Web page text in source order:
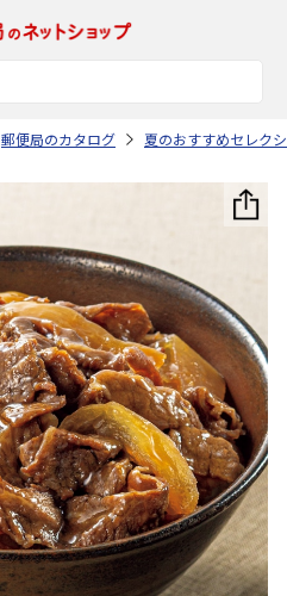
郵便局のカタログ 夏のおすすめセレク